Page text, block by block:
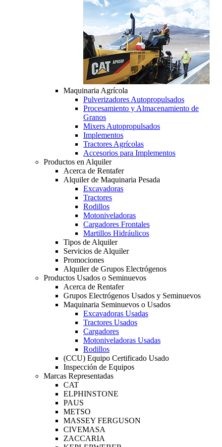
Maquinaria Agrícola
Pulverizadores Autopropulsados
Procesamiento y Almacenamiento de
Granos
Mixers Autopropulsados
Implementos
Tractores Agrícolas
Accesorios para Implementos
Productos en Alquiler
Acerca de Rentafer
Alquiler de Maquinaria Pesada
Excavadoras
Tractores
Rodillos
Motoniveladoras
Cargadores Frontales
Martillos Hidráulicos
Tipos de Alquiler
Servicios de Alquiler
Promociones
Alquiler de Grupos Electrógenos
Productos Usados o Seminuevos
Acerca de Rentafer
Grupos Electrógenos Usados y Seminuevos
Maquinaria Seminuevos o Usados
Excavadoras Usadas
Tractores Usados
Cargadores
Motoniveladoras Usadas
Rodillos
(CCU) Equipo Certificado Usado
Inspección de Equipos
Marcas Representadas
CAT
ELPHINSTONE
PAUS
METSO
MASSEY FERGUSON
CIVEMASA
ZACCARIA